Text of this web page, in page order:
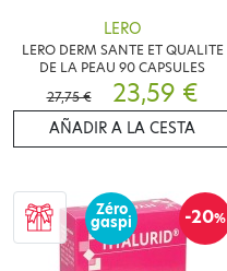
LERO
LERO DERM SANTE ET QUALITE
DE LA PEAU 90 CAPSULES
27,75 €
23,59 €
AÑADIR A LA CESTA
-20%
Zéro
gaspi